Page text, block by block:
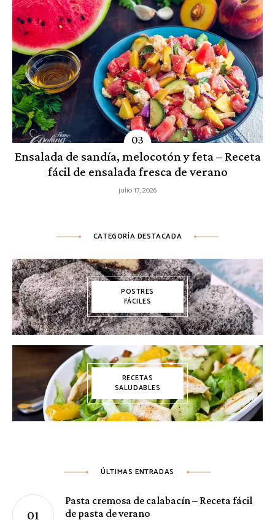
Ensalada de sandía, melocotón y feta – Receta
fácil de ensalada fresca de verano
julio 17, 2026
CATEGORÍA DESTACADA
POSTRES
FÁCILES
RECETAS
SALUDABLES
ÚLTIMAS ENTRADAS
Pasta cremosa de calabacín – Receta fácil
de pasta de verano